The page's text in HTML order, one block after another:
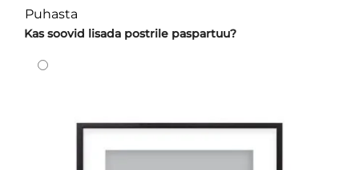
Puhasta
Kas soovid lisada postrile paspartuu?